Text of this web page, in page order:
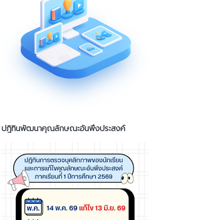
ปฎิทินพัฒนาคุณลักษณะอันพึงประสงค์